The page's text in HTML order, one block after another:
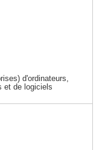
d'ordinateurs,
et de logiciels